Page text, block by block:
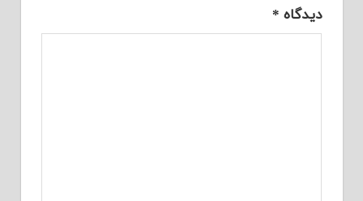
دیدگاه *